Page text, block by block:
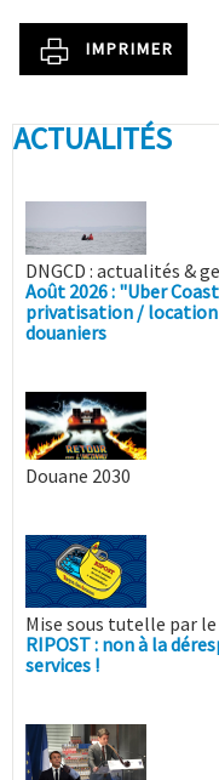
IMPRIMER
ACTUALITÉS
DNGCD : actualités &
Août 2026 : "Uber
privatisation / location
douaniers
Douane 2030
Mise sous tutelle par
RIPOST : non à la
services !